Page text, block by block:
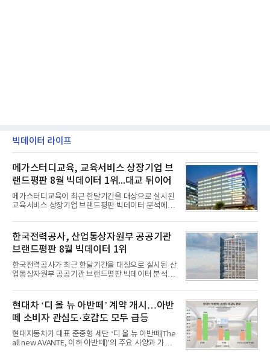
빅데이터 라이프
메가스터디교육, 교육서비스 상장기업 브
랜드평판 8월 빅데이터 1위...대교 뒤이어
메가스터디교육이 최근 한달기간을 대상으로 실시된
교육서비스 상장기업 브랜드평판 빅데이터 분석에서
일 한국기업평판연구소(소장 구창환)는 국내 교육서
비스 상장기업 브랜드를 대상으로 지난 7월 7일부터
8월 7일까지 수집된 소비자 빅데이터 10,074,233건
을 분석한 결과, 메가스터디교육이 브랜드평판지수
1,710,926을 기록하며 8월 1위에 올랐다고 밝혔다.
분석에 활용된 빅데이터는 지난 7월(9,491,206건) 대
비 6.14% 증가한 수치로, 교육서비스 상장기업 브랜
디교육, 대교, 디지
한국전력공사, 산업통상자원부 공공기관
브랜드평판 8월 빅데이터 1위
한국전력공사가 최근 한달기간을 대상으로 실시된 산
업통상자원부 공공기관 브랜드평판 빅데이터 분석에
이 순으로 뒤를 이었다.7일 한국기업평판연구소(소장
구창환)는 산업통상자원부 공공기관 41개 브랜드를
대상으로 지난 7월 7일부터 8월 7일까지 수집된 소비
자 빅데이터 91,102,549건을 분석한 결과, 한국전력
공사가 브랜드평판지수 10,670,633을 기록하며 8월
1위에 올랐다고 밝혔다. 분석에 활용된 빅데이터는 지
난 7월(88,893,823건) 대비 2.48% 증가한 수치다.연
현대차 ‘디 올 뉴 아반떼’ 계약 개시…아반
떼 소비자 관심도·호감도 모두 급등
현대자동차가 대표 준중형 세단 ‘디 올 뉴 아반떼(The
all new AVANTE, 이하 아반떼)’의 주요 사양과 가격